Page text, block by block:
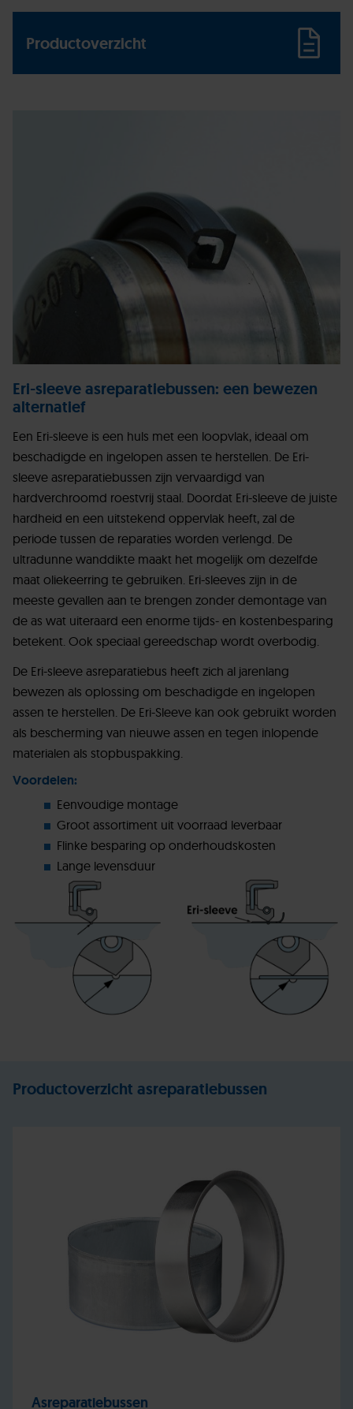
Productoverzicht
Eri-sleeve asreparatiebussen: een bewezen
alternatief
Een Eri-sleeve is een huls met een loopvlak, ideaal om
beschadigde en ingelopen assen te herstellen. De Eri-
sleeve asreparatiebussen zijn vervaardigd van
hardverchroomd roestvrij staal. Doordat Eri-sleeve de juiste
hardheid en een uitstekend oppervlak heeft, zal de
periode tussen de reparaties worden verlengd. De
ultradunne wanddikte maakt het mogelijk om dezelfde
maat oliekeerring te gebruiken. Eri-sleeves zijn in de
meeste gevallen aan te brengen zonder demontage van
de as wat uiteraard een enorme tijds- en kostenbesparing
betekent. Ook speciaal gereedschap wordt overbodig.
De Eri-sleeve asreparatiebus heeft zich al jarenlang
bewezen als oplossing om beschadigde en ingelopen
assen te herstellen. De Eri-Sleeve kan ook gebruikt worden
als bescherming van nieuwe assen en tegen inlopende
materialen als stopbuspakking.
Voordelen:
Eenvoudige montage
Groot assortiment uit voorraad leverbaar
Flinke besparing op onderhoudskosten
Lange levensduur
Productoverzicht asreparatiebussen
Asreparatiebussen